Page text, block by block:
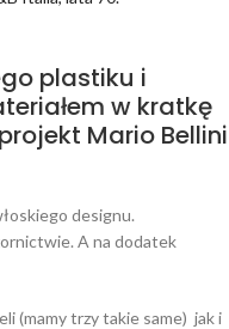
plastiku i
w kratkę
Mario Bellini
designu.
A na dodatek
(mamy trzy takie same) jak i